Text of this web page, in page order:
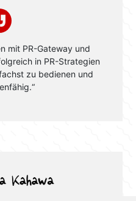
mit PR-Gateway und
in PR-Strategien
zu bedienen und